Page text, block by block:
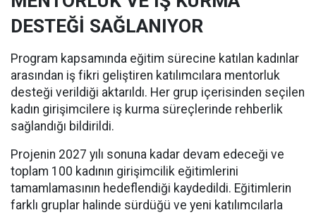
DESTEĞİ SAĞLANIYOR
Program kapsamında eğitim sürecine katılan kadınlar
arasından iş fikri geliştiren katılımcılara mentorluk
desteği verildiği aktarıldı. Her grup içerisinden seçilen
kadın girişimcilere iş kurma süreçlerinde rehberlik
sağlandığı bildirildi.
Projenin 2027 yılı sonuna kadar devam edeceği ve
toplam 100 kadının girişimcilik eğitimlerini
tamamlamasının hedeflendiği kaydedildi. Eğitimlerin
farklı gruplar halinde sürdüğü ve yeni katılımcılarla